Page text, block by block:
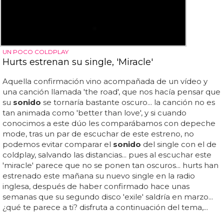
UN POCO COLDPLAY
Hurts estrenan su single, 'Miracle'
Aquella confirmación vino acompañada de un vídeo y
una canción llamada 'the road', que nos hacía pensar que
su sonido se tornaría bastante oscuro... la canción no es
tan animada como 'better than love', y si cuando
conocimos a este dúo les comparábamos con depeche
mode, tras un par de escuchar de este estreno, no
podemos evitar comparar el sonido del single con el de
coldplay, salvando las distancias... pues al escuchar este
'miracle' parece que no se ponen tan oscuros... hurts han
estrenado este mañana su nuevo single en la radio
inglesa, después de haber confirmado hace unas
semanas que su segundo disco 'exile' saldría en marzo...
¿qué te parece a ti? disfruta a continuación del tema,...